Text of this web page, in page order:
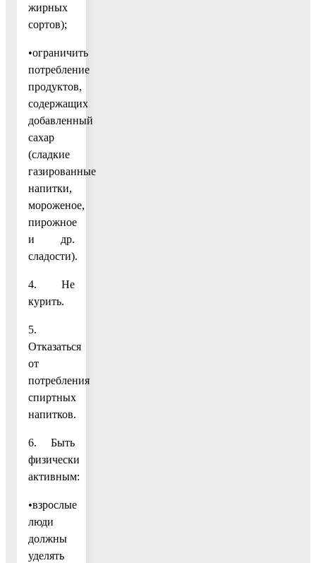
жирных
сортов);
•ограничить
потребление
продуктов,
содержащих
добавленный
сахар
(сладкие
газированные
напитки,
мороженое,
пирожное
и др.
сладости).
4. Не
курить.
5.
Отказаться
от
потребления
спиртных
напитков.
6. Быть
физически
активным:
•взрослые
люди
должны
уделять